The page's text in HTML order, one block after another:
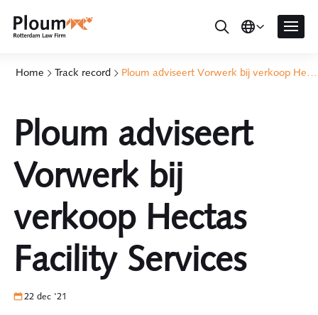
Home Track record Ploum adviseert Vorwerk bij verkoop Hectas Facility Services
Ploum adviseert
Vorwerk bij
verkoop Hectas
Facility Services
22 dec '21